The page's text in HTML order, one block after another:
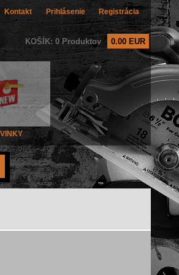
Kontakt Prihlásenie Registrácia
KOŠÍK: 0 Produktov 0.00 EUR